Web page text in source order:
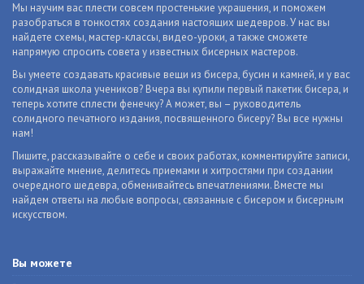
Мы научим вас плести совсем простенькие украшения, и поможем
разобраться в тонкостях создания настоящих шедевров. У нас вы
найдете схемы, мастер-классы, видео-уроки, а также сможете
напрямую спросить совета у известных бисерных мастеров.
Вы умеете создавать красивые вещи из бисера, бусин и камней, и у вас
солидная школа учеников? Вчера вы купили первый пакетик бисера, и
теперь хотите сплести фенечку? А может, вы – руководитель
солидного печатного издания, посвященного бисеру? Вы все нужны
нам!
Пишите, рассказывайте о себе и своих работах, комментируйте записи,
выражайте мнение, делитесь приемами и хитростями при создании
очередного шедевра, обменивайтесь впечатлениями. Вместе мы
найдем ответы на любые вопросы, связанные с бисером и бисерным
искусством.
Вы можете